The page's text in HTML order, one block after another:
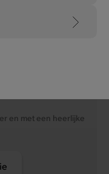
en met een heerlijke